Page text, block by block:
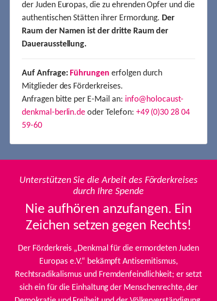
der Juden Europas, die zu ehrenden Opfer und die
authentischen Stätten ihrer Ermordung. Der
Raum der Namen ist der dritte Raum der
Dauerausstellung.
Auf Anfrage: Führungen erfolgen durch
Mitglieder des Förderkreises.
Anfragen bitte per E-Mail an: info@holocaust-
denkmal-berlin.de oder Telefon: +49 (0)30 28 04
59-60
Unterstützen Sie die Arbeit des Förderkreises
durch Ihre Spende
Nie aufhören anzufangen. Ein
Zeichen setzen gegen Rechts!
Der Förderkreis „Denkmal für die ermordeten Juden
Europas e.V.“ bekämpft Antisemitismus,
Rechtsradikalismus und Fremdenfeindlichkeit; er setzt
sich ein für die Einhaltung der Menschenrechte, der